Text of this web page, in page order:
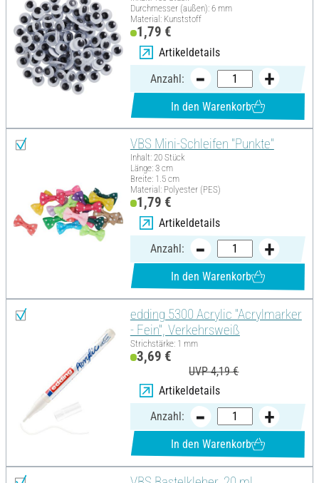
Durchmesser (außen): 6 mm
Material: Kunststoff
1,79 €
Artikeldetails
Anzahl:
In den Warenkorb
VBS Mini-Schleifen "Punkte"
Inhalt: 20 Stück
Länge: 3 cm
Breite: 1.5 cm
Material: Polyester (PES)
1,79 €
Artikeldetails
Anzahl:
In den Warenkorb
edding 5300 Acrylic "Acrylmarker
- Fein", Verkehrsweiß
Strichstärke: 1 mm
3,69 €
UVP 4,19 €
Artikeldetails
Anzahl:
In den Warenkorb